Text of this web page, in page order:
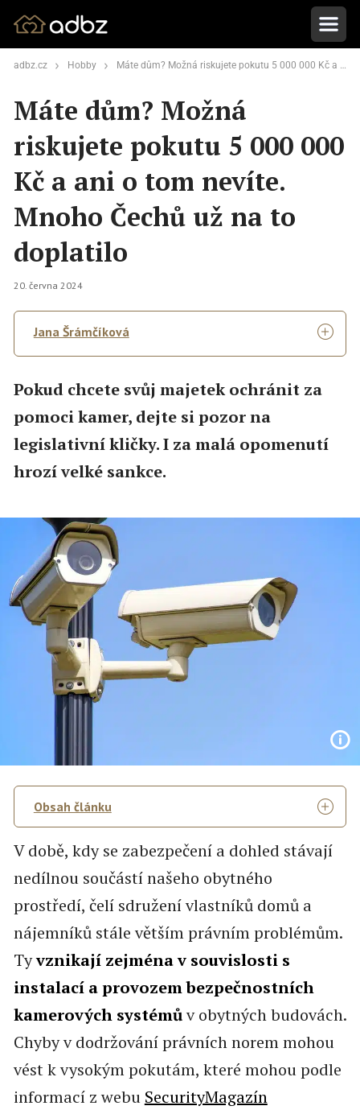
adbz.cz Hobby Máte dům? Možná riskujete pokutu 5 000 000 Kč a ani o tom nevíte. Mnoho Čechů už na to doplatilo
Máte dům? Možná
riskujete pokutu 5 000 000
Kč a ani o tom nevíte.
Mnoho Čechů už na to
doplatilo
20. června 2024
Jana Šrámčíková
Pokud chcete svůj majetek ochránit za
pomoci kamer, dejte si pozor na
legislativní kličky. I za malá opomenutí
hrozí velké sankce.
Obsah článku
V době, kdy se zabezpečení a dohled stávají
nedílnou součástí našeho obytného
prostředí, čelí sdružení vlastníků domů a
nájemníků stále větším právním problémům.
Tyvznikají zejména v souvislosti s
instalací a provozem bezpečnostních
kamerových systémův obytných budovách.
Chyby v dodržování právních norem mohou
vést k vysokým pokutám, které mohou podle
informací z webu SecurityMagazín